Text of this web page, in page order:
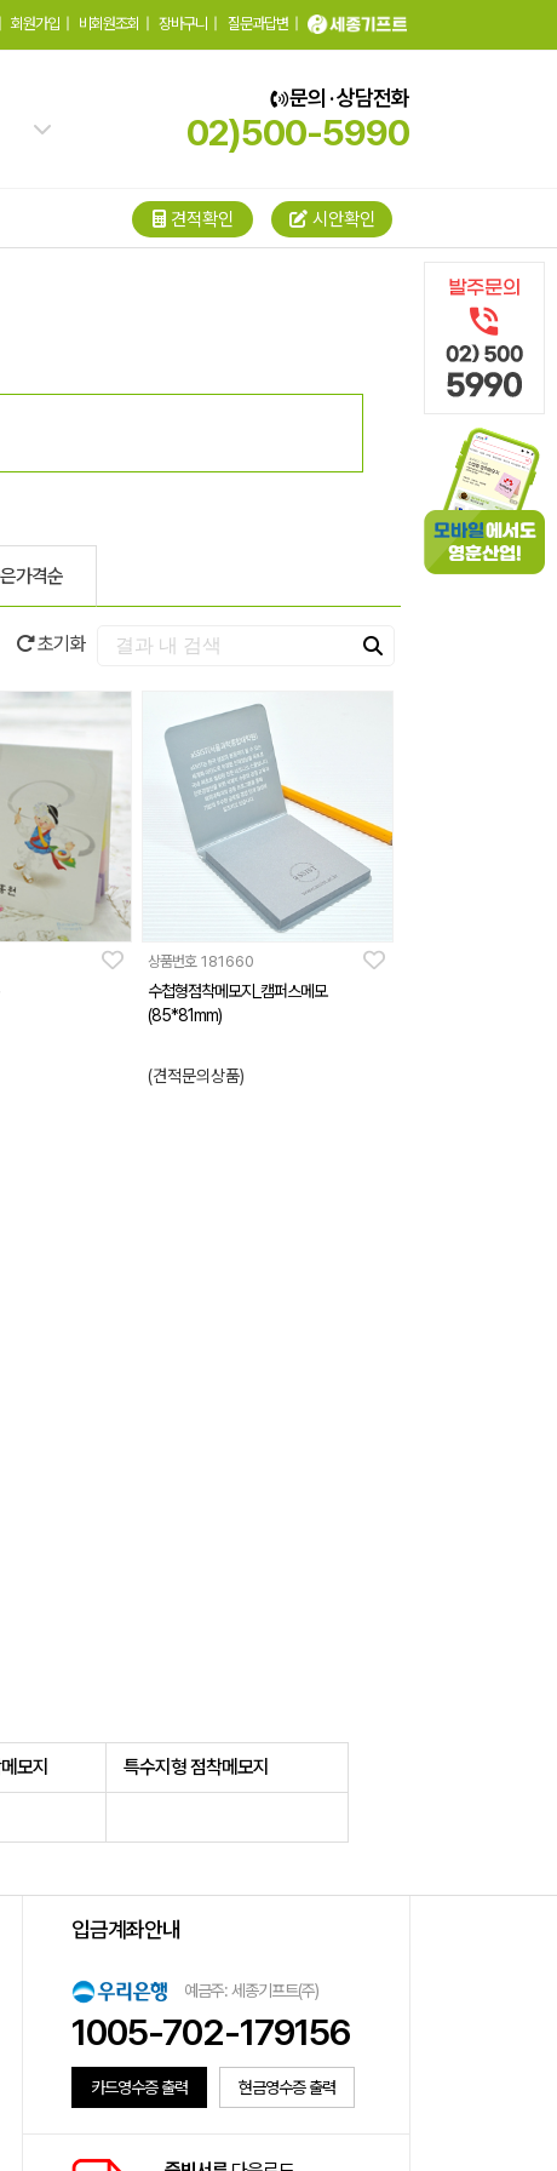
회원가입 비회원조회 장바구니 질문과답변
문의 · 상담전화
02)500-5990
견적확인 시안확인
가격순
초기화
상품번호 181660
수첩형점착메모지_캠퍼스메모
(85*81mm)
(견적문의상품)
모지 특수지형 점착메모지
입금계좌안내
예금주: 세종기프트(주)
1005-702-179156
카드영수증 출력 현금영수증 출력